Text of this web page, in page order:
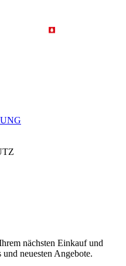
nächsten Einkauf und
neuesten Angebote.